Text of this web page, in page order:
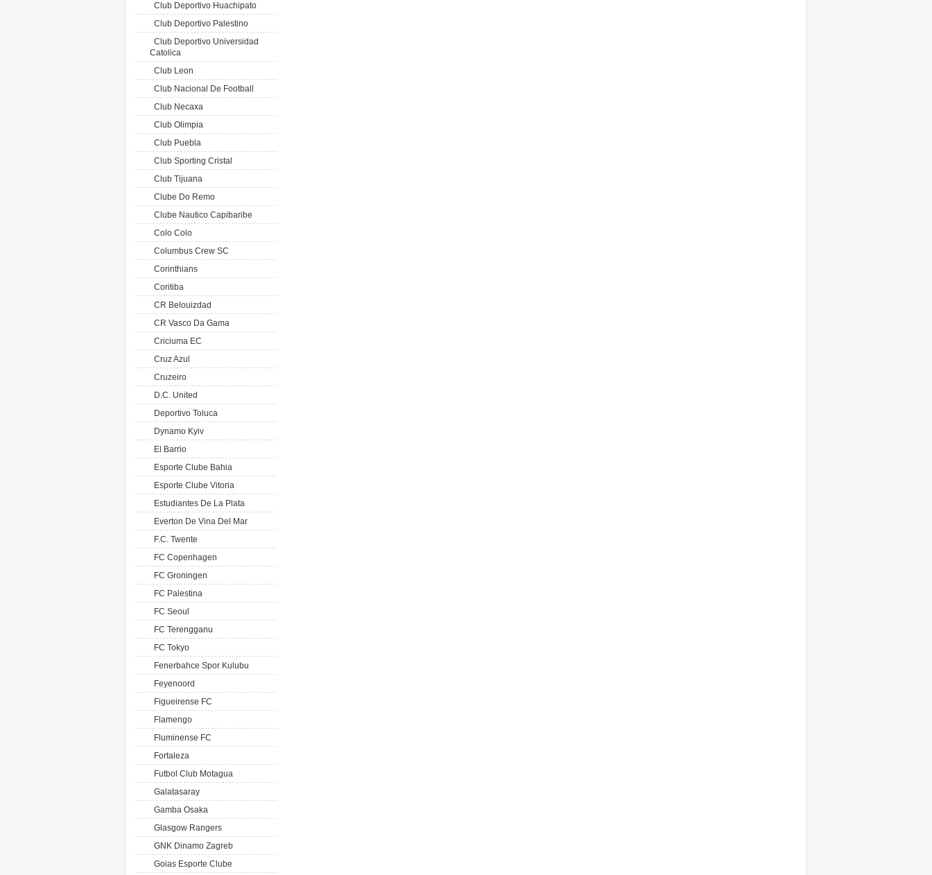
Club Deportivo Huachipato
Club Deportivo Palestino
Club Deportivo Universidad
Catolica
Club Leon
Club Nacional De Football
Club Necaxa
Club Olimpia
Club Puebla
Club Sporting Cristal
Club Tijuana
Clube Do Remo
Clube Nautico Capibaribe
Colo Colo
Columbus Crew SC
Corinthians
Coritiba
CR Belouizdad
CR Vasco Da Gama
Criciuma EC
Cruz Azul
Cruzeiro
D.C. United
Deportivo Toluca
Dynamo Kyiv
El Barrio
Esporte Clube Bahia
Esporte Clube Vitoria
Estudiantes De La Plata
Everton De Vina Del Mar
F.C. Twente
FC Copenhagen
FC Groningen
FC Palestina
FC Seoul
FC Terengganu
FC Tokyo
Fenerbahce Spor Kulubu
Feyenoord
Figueirense FC
Flamengo
Fluminense FC
Fortaleza
Futbol Club Motagua
Galatasaray
Gamba Osaka
Glasgow Rangers
GNK Dinamo Zagreb
Goias Esporte Clube